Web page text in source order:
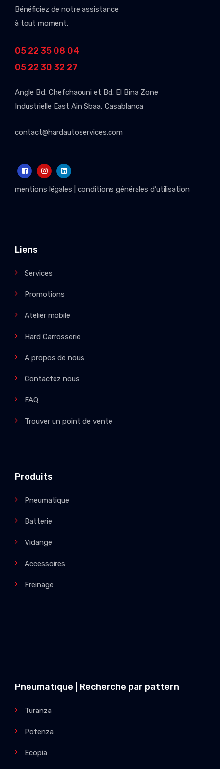
Bénéficiez de notre assistance
à tout moment.
05 22 35 08 04
05 22 30 32 27
Angle Bd. Chefchaouni et Bd. El Bina Zone
Industrielle East Ain Sbaa, Casablanca
contact@hardautoservices.com
mentions légales conditions générales d’utilisation
Liens
Services
Promotions
Atelier mobile
Hard Carrosserie
A propos de nous
Contactez nous
FAQ
Trouver un point de vente
Produits
Pneumatique
Batterie
Vidange
Accessoires
Freinage
Pneumatique | Recherche par pattern
Turanza
Potenza
Ecopia